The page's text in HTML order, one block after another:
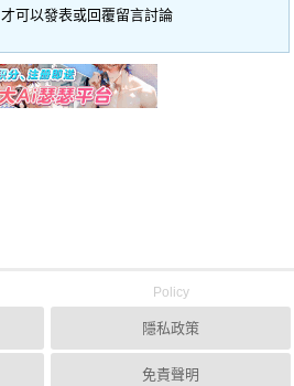
才可以發表或回覆留言討論
Policy
隱私政策
免責聲明